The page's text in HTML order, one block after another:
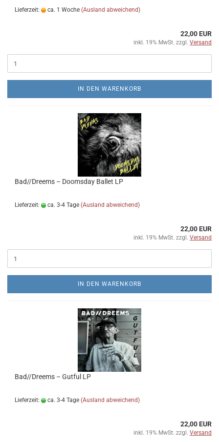
Lieferzeit: ca. 1 Woche (Ausland abweichend)
22,00 EUR
inkl. 19% MwSt. zzgl. Versand
IN DEN WARENKORB
Bad//Dreems – Doomsday Ballet LP
Lieferzeit: ca. 3-4 Tage (Ausland abweichend)
22,00 EUR
inkl. 19% MwSt. zzgl. Versand
IN DEN WARENKORB
Bad//Dreems – Gutful LP
Lieferzeit: ca. 3-4 Tage (Ausland abweichend)
22,00 EUR
inkl. 19% MwSt. zzgl. Versand